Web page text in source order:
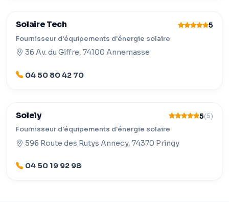
Solaire Tech 5
Fournisseur d'équipements d'énergie solaire
36 Av. du Giffre, 74100 Annemasse
04 50 80 42 70
Solely 5(5)
Fournisseur d'équipements d'énergie solaire
596 Route des Rutys Annecy, 74370 Pringy
04 50 19 92 98